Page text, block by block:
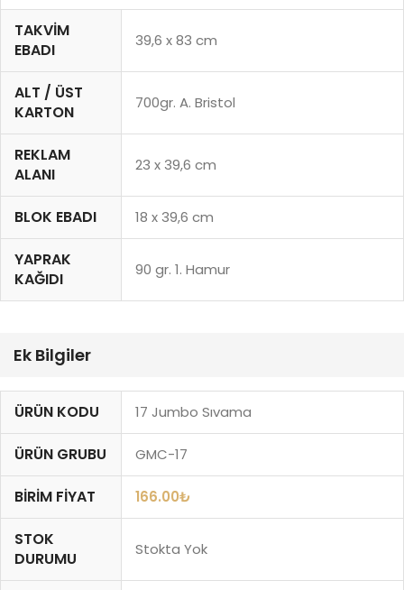
TAKVIM
EBADI
39,6 x 83 cm
ALT / ÜST
KARTON
700gr. A. Bristol
REKLAM
ALANI
23 x 39,6 cm
BLOK EBADI 18 x 39,6 cm
YAPRAK
KAĞIDI
90 gr. 1. Hamur
Ek Bilgiler
ÜRÜN KODU 17 Jumbo Sıvama
ÜRÜN GRUBU GMC-17
BIRIM FIYAT 166.00₺
STOK
DURUMU
Stokta Yok